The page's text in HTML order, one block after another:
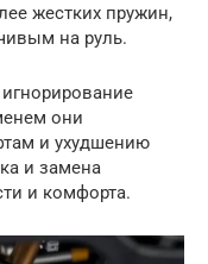
жестких пружин,
на руль.
они
и ухудшению
и замена
и комфорта.